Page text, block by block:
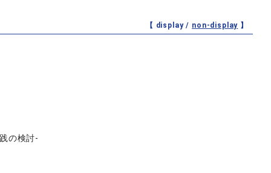
【 display / non-display 】
の検討-